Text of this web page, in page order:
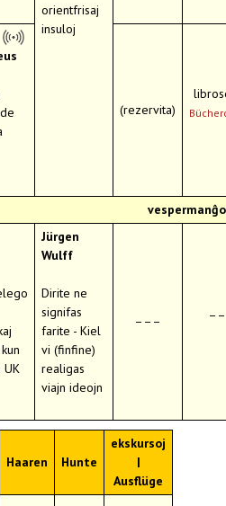
orientfrisaj
insuloj
(rezervita)
vespermanĝo
Jürgen
Wulff
Dirite ne
signifas
farite - Kiel
vi (finfine)
realigas
viajn ideojn
–––
Haaren Hunte
ekskursoj
|
Ausflüge